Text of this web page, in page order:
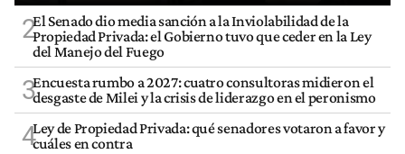
2El Senado dio media sanción a la Inviolabilidad de la
Propiedad Privada: el Gobierno tuvo que ceder en la Ley
del Manejo del Fuego
3Encuesta rumbo a 2027: cuatro consultoras midieron el
desgaste de Milei y la crisis de liderazgo en el peronismo
4Ley de Propiedad Privada: qué senadores votaron a favor y
cuáles en contra